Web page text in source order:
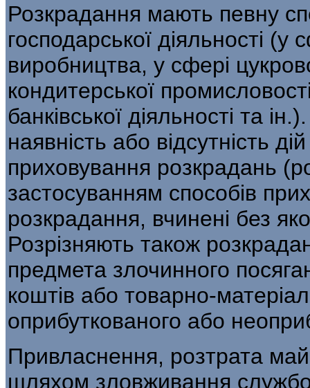
Розкрадання мають певну
господар­ської діяльності (у
виробництва, у сфері
кондитерської
банківської діяльності та
наявність або відсутність
приховування розкрадань
застосуванням способів
розкрадання, вчинені без
Розрізняють також
предмета злочинного
коштів або товарно-
оприбуткованого або
Привласнення, розтрата
шляхом зловжи­вання